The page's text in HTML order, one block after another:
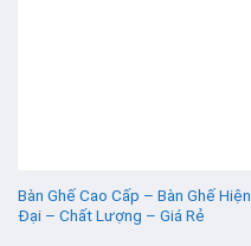
Bàn Ghế Cao Cấp – Bàn Ghế Hiện
Đại – Chất Lượng – Giá Rẻ